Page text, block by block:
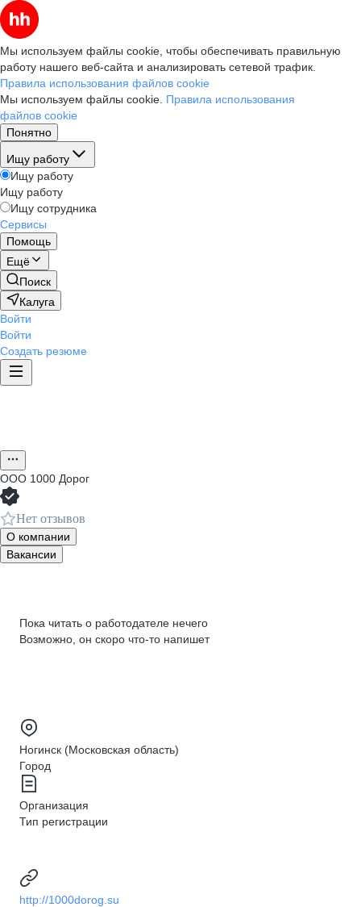
Мы используем файлы cookie, чтобы обеспечивать правильную
работу нашего веб-сайта и анализировать сетевой трафик.
Правила использования файлов cookie
Мы используем файлы cookie. Правила использования
файлов cookie
Понятно
Ищу работу
Ищу работу
Ищу работу
Ищу сотрудника
Сервисы
Помощь
Ещё
Поиск
Калуга
Войти
Войти
Создать резюме
ООО 1000 Дорог
Нет отзывов
О компании
Вакансии
Пока читать о работодателе нечего
Возможно, он скоро что‑то напишет
Ногинск (Московская область)
Город
Организация
Тип регистрации
http://1000dorog.su